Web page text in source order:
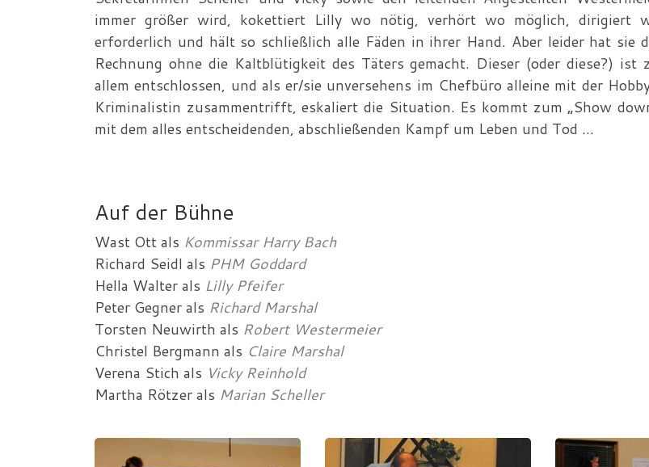
immer größer wird, kokettiert Lilly wo nötig, verhört wo möglich, dirigiert
erforderlich und hält so schließlich alle Fäden in ihrer Hand. Aber leider hat sie
Rechnung ohne die Kaltblütigkeit des Täters gemacht. Dieser (oder diese?) ist
allem entschlossen, und als er/sie unversehens im Chefbüro alleine mit der
Kriminalistin zusammentrifft, eskaliert die Situation. Es kommt zum „Show
mit dem alles entscheidenden, abschließenden Kampf um Leben und Tod ...
Auf der Bühne
Wast Ottals Kommissar Harry Bach
Richard Seidl als PHM Goddard
Hella Walterals Lilly Pfeifer
Peter Gegnerals Richard Marshal
Torsten Neuwirth als Robert Westermeier
Christel Bergmann als Claire Marshal
Verena Stich als Vicky Reinhold
Martha Rötzerals Marian Scheller